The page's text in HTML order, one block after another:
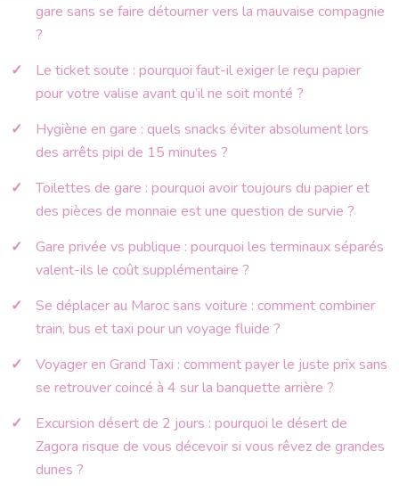
gare sans se faire détourner vers la mauvaise compagnie
?
Le ticket soute : pourquoi faut-il exiger le reçu papier
pour votre valise avant qu’il ne soit monté ?
Hygiène en gare : quels snacks éviter absolument lors
des arrêts pipi de 15 minutes ?
Toilettes de gare : pourquoi avoir toujours du papier et
des pièces de monnaie est une question de survie ?
Gare privée vs publique : pourquoi les terminaux séparés
valent-ils le coût supplémentaire ?
Se déplacer au Maroc sans voiture : comment combiner
train, bus et taxi pour un voyage fluide ?
Voyager en Grand Taxi : comment payer le juste prix sans
se retrouver coincé à 4 sur la banquette arrière ?
Excursion désert de 2 jours : pourquoi le désert de
Zagora risque de vous décevoir si vous rêvez de grandes
dunes ?